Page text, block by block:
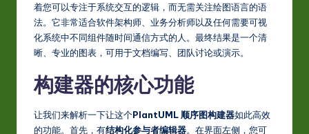
L
e
着您可以专注于系统交互的逻辑，而无需关注绘图语言的语
法。它非常适合软件架构师、业务分析师以及任何需要可视
化系统中不同组件随时间通信方式的人。最终结果是一个清
晰、专业的图表，可用于文档编写、团队讨论或演示。
构建器的核心功能
让我们来解析一下让这个PlantUML 顺序图构建器如此高效
的功能。首先，有结构化参与者编辑器。在界面左侧，您可